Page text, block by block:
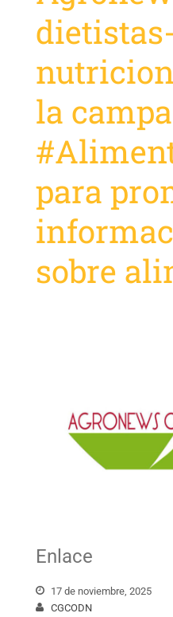
dietistas-
la
para
sobre
Enlace
17 de noviembre, 2025
CGCODN